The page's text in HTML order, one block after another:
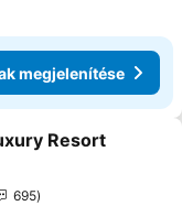
megjelenítése
a kedvencekhez
Resort
695